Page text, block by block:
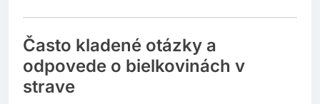
Často kladené otázky a
odpovede o bielkovinách v
strave